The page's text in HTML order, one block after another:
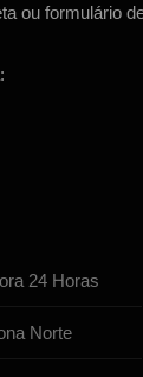
ou formulário
24 Horas
Norte